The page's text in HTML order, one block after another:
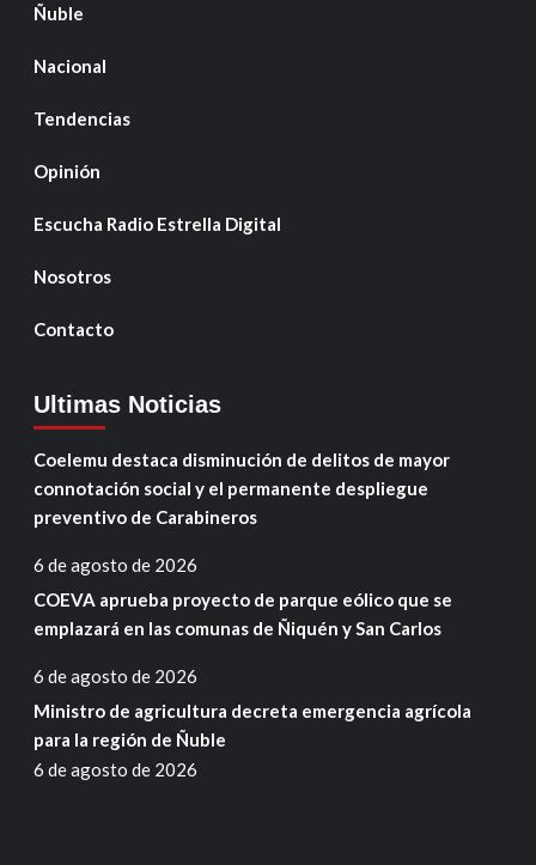
Ñuble
Nacional
Tendencias
Opinión
Escucha Radio Estrella Digital
Nosotros
Contacto
Ultimas Noticias
Coelemu destaca disminución de delitos de mayor
connotación social y el permanente despliegue
preventivo de Carabineros
6 de agosto de 2026
COEVA aprueba proyecto de parque eólico que se
emplazará en las comunas de Ñiquén y San Carlos
6 de agosto de 2026
Ministro de agricultura decreta emergencia agrícola
para la región de Ñuble
6 de agosto de 2026